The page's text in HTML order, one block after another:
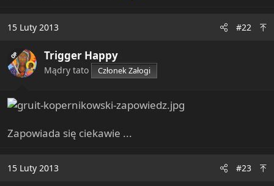
15 Luty 2013 #22
OP Trigger Happy
Mądry tato Członek Załogi
Zapowiada się ciekawie ...
15 Luty 2013 #23